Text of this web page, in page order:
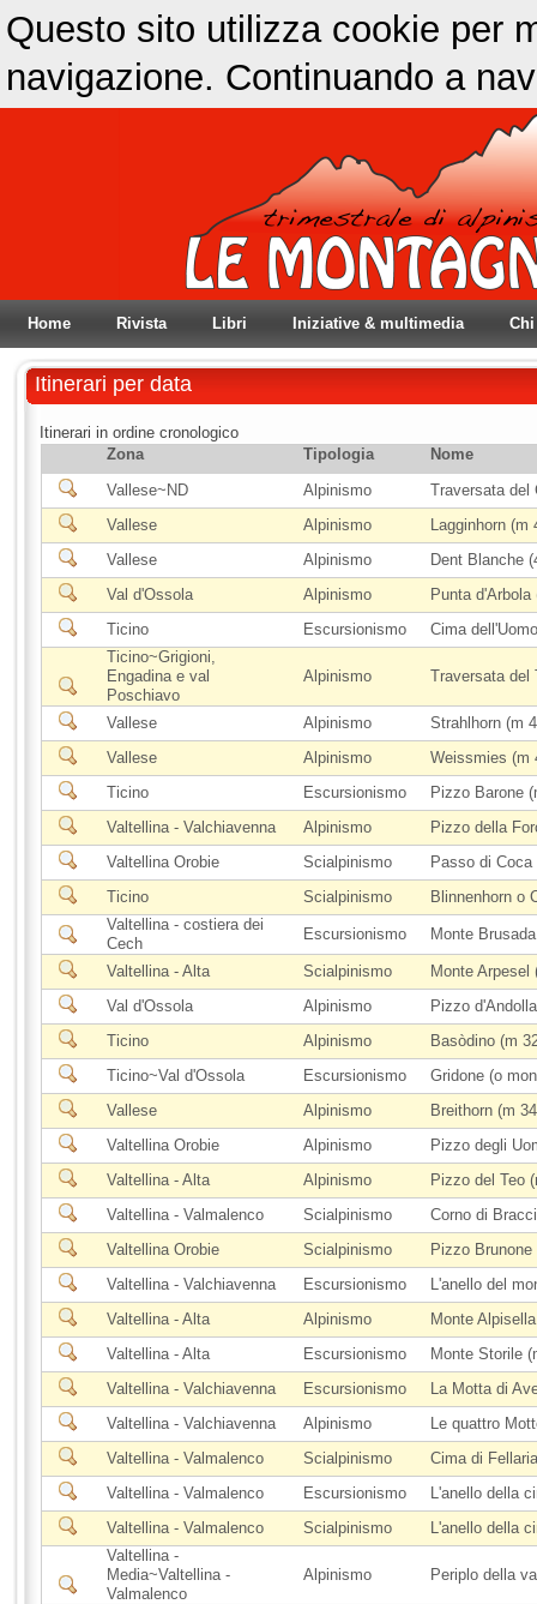
Questo sito utilizza cookie per
navigazione. Continuando a
Home Rivista Libri Iniziative & multimedia
Itinerari per data
Itinerari in ordine cronologico
Zona
Tipologia
Nome
Vallese~ND
Alpinismo
Traversata del
Vallese
Alpinismo
Lagginhorn (m
Vallese
Alpinismo
Dent Blanche
Val d'Ossola
Alpinismo
Punta
Ticino
Escursionismo
Cima
Ticino~Grigioni,
Engadina e val
Poschiavo
Alpinismo Traversata del
Vallese Alpinismo
Strahlhorn (m
Vallese
Alpinismo
Weissmies (m
Ticino
Escursionismo
Pizzo Barone
Valtellina - Valchiavenna
Alpinismo
Pizzo della
Valtellina Orobie
Scialpinismo
Passo di Coca
Ticino
Scialpinismo
Blinnenhorn o
Valtellina - costiera dei
Cech
Escursionismo Monte
Valtellina - Alta Scialpinismo
Monte Arpesel
Val d'Ossola
Alpinismo
Pizzo
Ticino
Alpinismo
Basòdino (m
Ticino~Val d'Ossola
Escursionismo
Gridone (o
Vallese
Alpinismo
Breithorn (m
Valtellina Orobie
Alpinismo
Pizzo degli
Valtellina - Alta
Alpinismo
Pizzo del Teo
Valtellina - Valmalenco
Scialpinismo
Corno di
Valtellina Orobie
Scialpinismo
Pizzo Brunone
Valtellina - Valchiavenna
Escursionismo
L'anello del
Valtellina - Alta
Alpinismo
Monte
Valtellina - Alta
Escursionismo
Monte Storile
Valtellina - Valchiavenna
Escursionismo
La Motta di
Valtellina - Valchiavenna
Alpinismo
Le quattro
Valtellina - Valmalenco
Scialpinismo
Cima di
Valtellina - Valmalenco
Escursionismo
L'anello della
Valtellina - Valmalenco
Scialpinismo
L'anello della
Valtellina -
Media~Valtellina -
Valmalenco
Alpinismo Periplo della